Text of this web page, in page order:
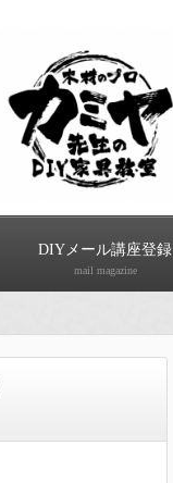
DIYメール講座登録
mail magazine